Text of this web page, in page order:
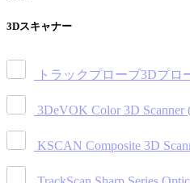
3Dスキャナー
トラックプローブ3Dプロ
3DeVOK Color 3D Scanner
KSCAN Composite 3D